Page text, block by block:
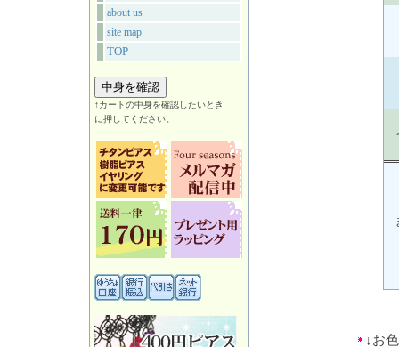
about us
site map
TOP
↑カートの中身を確認したいとき
に押してください。
↓お